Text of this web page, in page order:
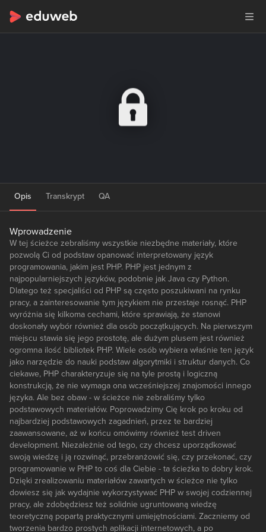
Opis Transkrypt QA
Wprowadzenie
W tej ścieżce zebraliśmy wszystkie niezbędne materiały, które
pozwolą Ci od podstaw opanować interpretowany język
programowania, jakim jest PHP. PHP jest jednym z
najpopularniejszych języków, podobnie jak Java czy Python.
Dlatego też specjaliści od PHP są często poszukiwani na rynku
pracy, a zainteresowanie tym językiem nie przestaje rosnąć. PHP
wyróżnia się kilkoma cechami, które sprawiają, że stanowi
doskonały wybór również dla osób początkujących. Na pierwszym
miejscu stawia się jego prostotę, ale dużym plusem jest również
ogromna ilość bibliotek PHP. Wiele osób wybiera właśnie ten język
jako narzędzie do nauki podstaw algorytmiki i struktur danych. Co
ciekawe, PHP charakteryzuje się na tyle prostą i logiczną
konstrukcją, że nie wymaga ona wcześniejszej znajomości innego
języka. Ale bez obaw - w ścieżce nie zebraliśmy tylko
podstawowych materiałów. Poprowadzimy Cię krok po kroku od
najbardziej podstawowych zagadnień, przez te bardziej
zaawansowane, aż w końcu omówimy również test driven
development. Niezależnie od tego, czy chcesz uporządkować
swoją wiedzę i ją rozwinąć, przebranżowić się, czy przekonać, czy
programowanie w PHP to coś dla Ciebie - ta ścieżka to dobry krok.
Dzięki zrealizowaniu materiałów zawartych w ścieżce nie tylko
dowiesz się jak wydajnie wykorzystywać PHP w swojej codziennej
pracy, ale zdobędziesz też solidnie ugruntowaną wiedzę
teoretyczną popartą praktycznymi umiejętnościami. Zaczniemy od
tworzenia bardzo prostych aplikacji internetowych, a po